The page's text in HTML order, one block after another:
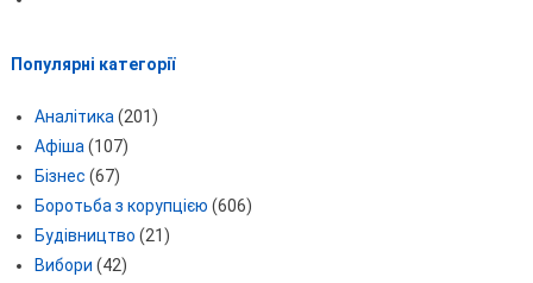
Популярні категорії
Аналітика (201)
Афіша (107)
Бізнес (67)
Боротьба з корупцією (606)
Будівництво (21)
Вибори (42)